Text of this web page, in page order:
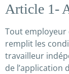
Article 1-
Tout employeur
remplit les
travailleur
de l’application